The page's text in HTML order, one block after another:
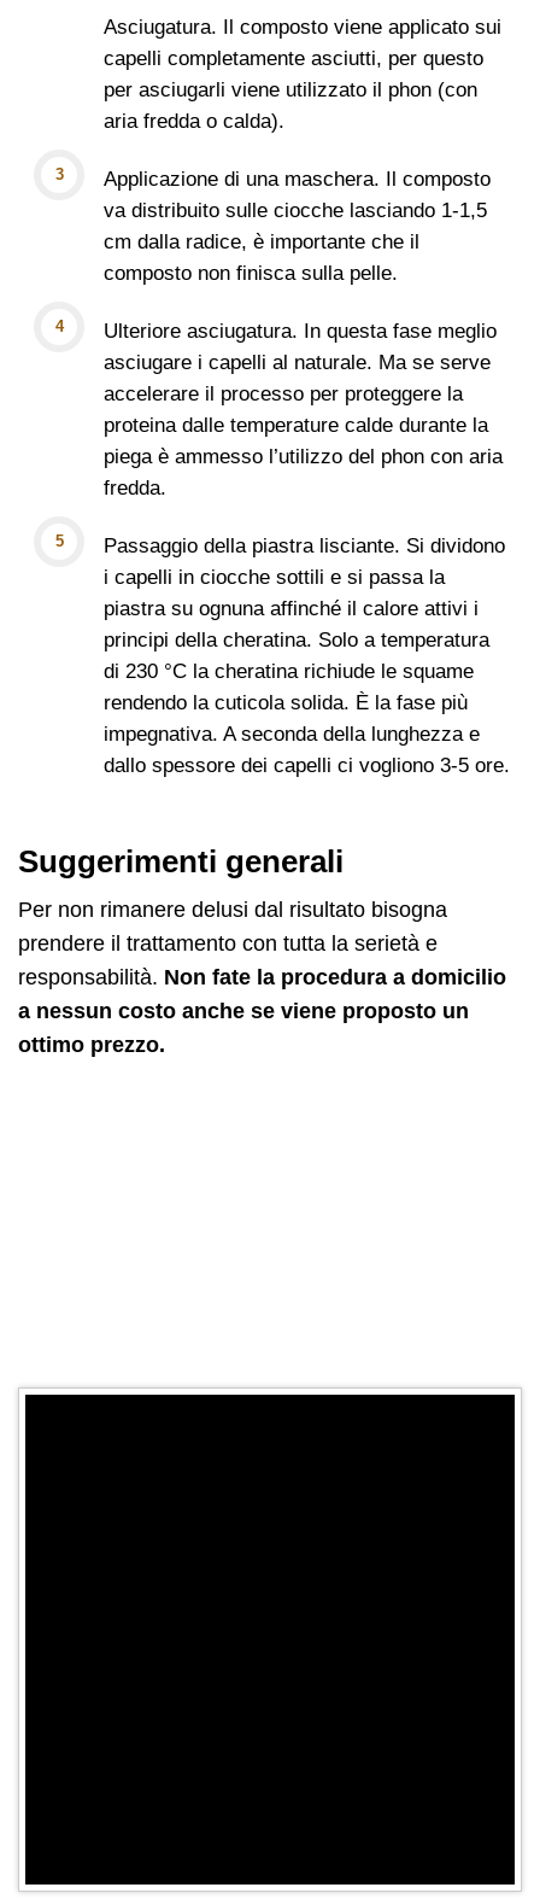
Asciugatura. Il composto viene applicato sui
capelli completamente asciutti, per questo
per asciugarli viene utilizzato il phon (con
aria fredda o calda).
Applicazione di una maschera. Il composto
va distribuito sulle ciocche lasciando 1-1,5
cm dalla radice, è importante che il
composto non finisca sulla pelle.
Ulteriore asciugatura. In questa fase meglio
asciugare i capelli al naturale. Ma se serve
accelerare il processo per proteggere la
proteina dalle temperature calde durante la
piega è ammesso l’utilizzo del phon con aria
fredda.
Passaggio della piastra lisciante. Si dividono
i capelli in ciocche sottili e si passa la
piastra su ognuna affinché il calore attivi i
principi della cheratina. Solo a temperatura
di 230 °C la cheratina richiude le squame
rendendo la cuticola solida. È la fase più
impegnativa. A seconda della lunghezza e
dallo spessore dei capelli ci vogliono 3-5 ore.
Suggerimenti generali
Per non rimanere delusi dal risultato bisogna
prendere il trattamento con tutta la serietà e
responsabilità. Non fate la procedura a domicilio
a nessun costo anche se viene proposto un
ottimo prezzo.